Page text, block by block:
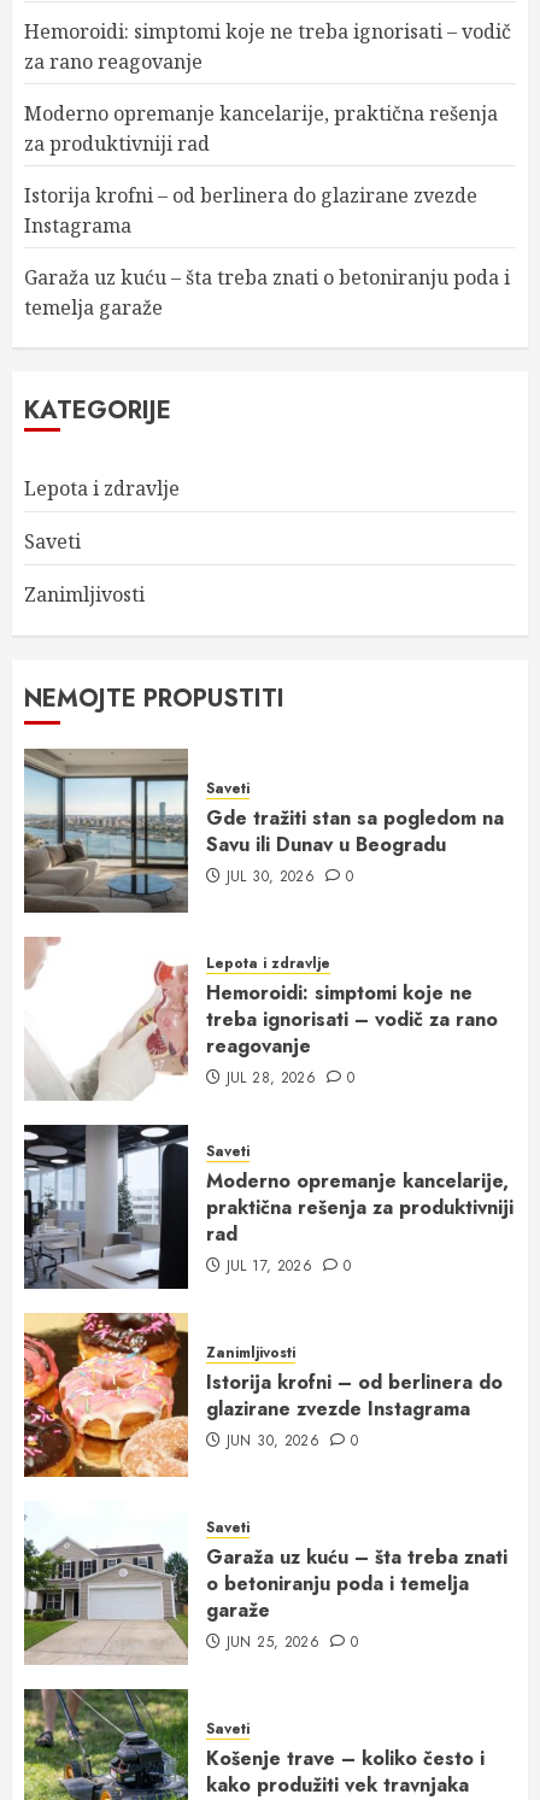
Hemoroidi: simptomi koje ne treba ignorisati – vodič
za rano reagovanje
Moderno opremanje kancelarije, praktična rešenja
za produktivniji rad
Istorija krofni – od berlinera do glazirane zvezde
Instagrama
Garaža uz kuću – šta treba znati o betoniranju poda i
temelja garaže
KATEGORIJE
Lepota i zdravlje
Saveti
Zanimljivosti
NEMOJTE PROPUSTITI
Saveti
Gde tražiti stan sa pogledom na
Savu ili Dunav u Beogradu
JUL 30, 2026 0
Lepota i zdravlje
Hemoroidi: simptomi koje ne
treba ignorisati – vodič za rano
reagovanje
JUL 28, 2026 0
Saveti
Moderno opremanje kancelarije,
praktična rešenja za produktivniji
rad
JUL 17, 2026 0
Zanimljivosti
Istorija krofni – od berlinera do
glazirane zvezde Instagrama
JUN 30, 2026 0
Saveti
Garaža uz kuću – šta treba znati
o betoniranju poda i temelja
garaže
JUN 25, 2026 0
Saveti
Košenje trave – koliko često i
kako produžiti vek travnjaka